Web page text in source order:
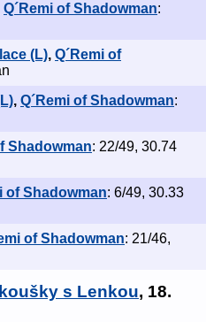
Q´Remi of Shadowman:
(L), Q´Remi of
, Q´Remi of Shadowman:
Shadowman: 22/49, 30.74
of Shadowman: 6/49, 30.33
of Shadowman: 21/46,
s Lenkou, 18.